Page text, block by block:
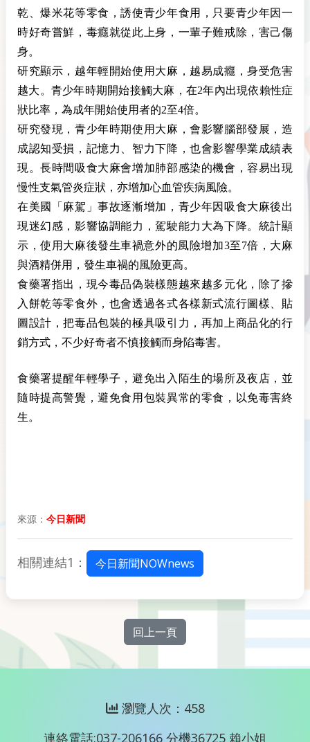
乾、爆米花等零食，誘使青少年食用，只要青少年因一
時好奇嘗鮮，毒癮就從此上身，一輩子難戒除，害己傷
身。
研究顯示，越年輕開始使用大麻，越易成癮，身受危害
越大。青少年時期開始接觸大麻，在2年內出現依賴性症
狀比率，為成年開始使用者的2至4倍。
研究發現，青少年時期使用大麻，會影響腦部發展，造
成認知受損，記憶力、智力下降，也會影響學業成績表
現。長時間吸食大麻會增加肺部感染的機會，容易出現
慢性支氣管炎症狀，亦增加心血管疾病風險。
在美國「麻駕」事故逐漸增加，青少年因吸食大麻後出
現迷幻感，影響協調能力，駕駛能力大為下降。統計顯
示，使用大麻後發生車禍意外的風險增加3至7倍，大麻
與酒精併用，發生車禍的風險更高。
食藥署指出，現今毒品偽裝樣態越來越多元化，除了摻
入餅乾等零食外，也會透過各式各樣新式流行圖樣、貼
圖設計，把毒品包裝的極具吸引力，再加上商品化的行
銷方式，不少好奇者不慎接觸而身陷毒害。
食藥署提醒年輕學子，避免出入陌生的場所及夜店，並
隨時提高警覺，避免食用包裝異常的零食，以免毒害終
生。
來源： 今日新聞
相關連結1： 今日新聞NOWnews
回上一頁
瀏覽人次：458
連絡電話:037-206166 分機36725 賴小姐